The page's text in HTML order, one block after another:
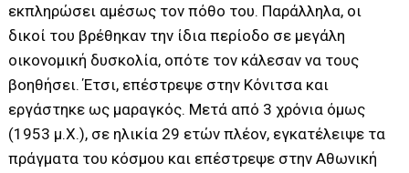
εκπληρώσει αμέσως τον πόθο του. Παράλληλα, οι
δικοί του βρέθηκαν την ίδια περίοδο σε μεγάλη
οικονομική δυσκολία, οπότε τον κάλεσαν να τους
βοηθήσει. Έτσι, επέστρεψε στην Κόνιτσα και
εργάστηκε ως μαραγκός. Μετά από 3 χρόνια όμως
(1953 μ.Χ.), σε ηλικία 29 ετών πλέον, εγκατέλειψε τα
πράγματα του κόσμου και επέστρεψε στην Αθωνική